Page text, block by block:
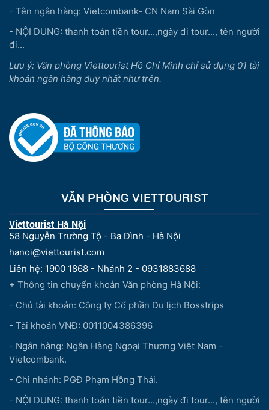
- Tên ngân hàng: Vietcombank- CN Nam Sài Gòn
- NỘI DUNG: thanh toán tiền tour...,ngày đi tour..., tên người
đi...
Lưu ý: Văn phòng Viettourist Hồ Chí Minh chỉ sử dụng 01 tài
khoản ngân hàng duy nhất như trên.
VĂN PHÒNG VIETTOURIST
Viettourist Hà Nội
58 Nguyễn Trường Tộ - Ba Đình - Hà Nội
hanoi@viettourist.com
Liên hệ: 1900 1868 - Nhánh 2 - 0931883688
+ Thông tin chuyển khoản Văn phòng Hà Nội:
- Chủ tài khoản: Công ty Cổ phần Du lịch Bosstrips
- Tài khoản VNĐ: 0011004386396
- Ngân hàng: Ngân Hàng Ngoại Thương Việt Nam –
Vietcombank.
- Chi nhánh: PGĐ Phạm Hồng Thái.
- NỘI DUNG: thanh toán tiền tour...,ngày đi tour..., tên người